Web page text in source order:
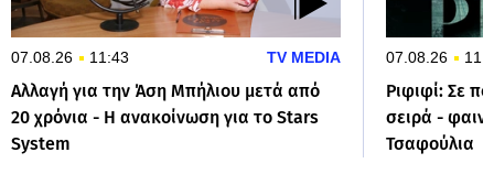
07.08.26 11:43 TV MEDIA
Αλλαγή για την Άση Μπήλιου μετά από
20 χρόνια - Η ανακοίνωση για το Stars
System
07.08.26
Ριφιφί: Σε
σειρά -
Τσαφούλια